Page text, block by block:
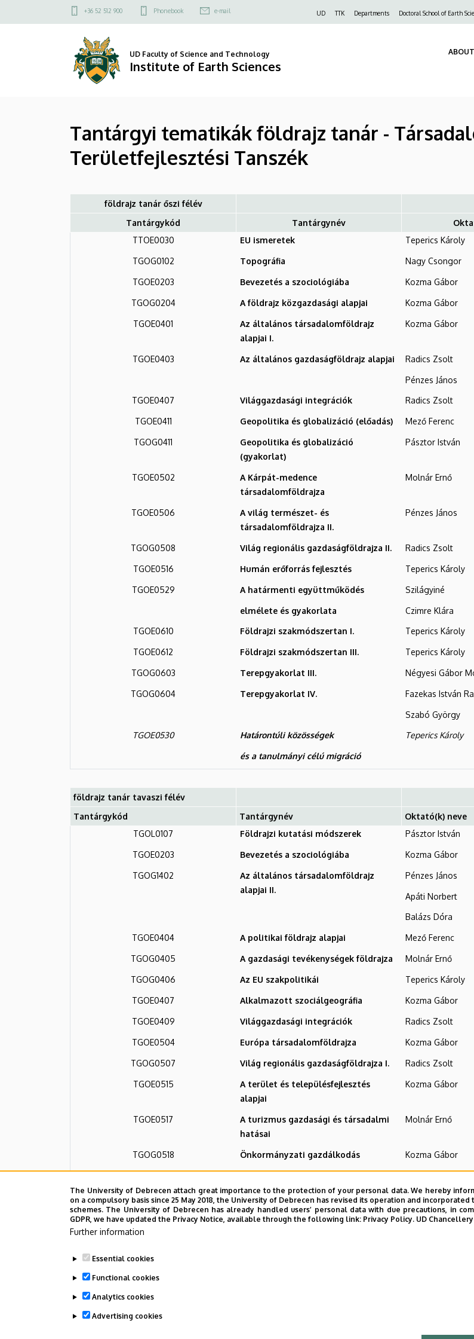
Tantárgyi
tematikák
Társadalomföldrajzi
Tanszék
to
Felső
menü
+36 52 512 900 Phonebook e-mail
Felső
UD TTK Departments Doctoral School of Earth
UD Faculty of Science and Technology
Institute of Earth Sciences
Tantárgyi tematikák földrajz tanár -
Területfejlesztési Tanszék
földrajz tanár őszi félév
Tantárgykód
Tantárgynév
TTOE0030
EU ismeretek Teperics Károly
TGOG0102 Topográfia Nagy Csongor
TGOE0203 Bevezetés a szociológiába Kozma Gábor
TGOG0204 A földrajz közgazdasági alapjai Kozma Gábor
TGOE0401
Az általános társadalomföldrajz
alapjai I.
Kozma Gábor
TGOE0403 Az általános gazdaságföldrajz alapjai Radics Zsolt
Pénzes János
TGOE0407 Világgazdasági integrációk Radics Zsolt
TGOE0411 Geopolitika és globalizáció (előadás) Mező Ferenc
TGOG0411
Geopolitika és globalizáció
(gyakorlat)
Pásztor István
TGOE0502
A Kárpát-medence
társadalomföldrajza
Molnár Ernő
TGOE0506
A világ természet- és
társadalomföldrajza II.
Pénzes János
TGOG0508 Világ regionális gazdaságföldrajza II. Radics Zsolt
TGOE0516 Humán erőforrás fejlesztés Teperics Károly
TGOE0529 A határmenti együttműködés
elmélete és gyakorlata
Szilágyiné
Czimre Klára
TGOE0610 Földrajzi szakmódszertan I. Teperics Károly
TGOE0612 Földrajzi szakmódszertan III. Teperics Károly
TGOG0603 Terepgyakorlat III. Négyesi Gábor
TGOG0604 Terepgyakorlat IV. Fazekas István
Szabó György
TGOE0530 Határontúli közösségek
és a tanulmányi célú migráció
Teperics Károly
földrajz tanár tavaszi félév
Tantárgykód
Tantárgynév Oktató(k) neve
TGOL0107
Földrajzi kutatási módszerek Pásztor István
TGOE0203 Bevezetés a szociológiába Kozma Gábor
TGOG1402
Az általános társadalomföldrajz
alapjai II.
Pénzes János
Apáti Norbert
Balázs Dóra
TGOE0404 A politikai földrajz alapjai Mező Ferenc
TGOG0405 A gazdasági tevékenységek földrajza Molnár Ernő
TGOG0406 Az EU szakpolitikái Teperics Károly
TGOE0407 Alkalmazott szociálgeográfia Kozma Gábor
TGOE0409 Világgazdasági integrációk Radics Zsolt
TGOE0504 Európa társadalomföldrajza Kozma Gábor
TGOG0507 Világ regionális gazdaságföldrajza I. Radics Zsolt
TGOE0515
A terület és településfejlesztés
alapjai
Kozma Gábor
TGOE0517
A turizmus gazdasági és társadalmi
hatásai
Molnár Ernő
TGOG0518 Önkormányzati gazdálkodás Kozma Gábor
TGOG0613 Földrajzi szakmódszertan IV. Teperics Károly
TGOG0601 Terepgyakorlat I. Négyesi Gábor
TGOG0602
TGOE0530
The University of Debrecen attach great importance to the protection of your personal data. We hereby
on a compulsory basis since 25 May 2018, the University of Debrecen has revised its operation and
schemes. The University of Debrecen has already handled users’ personal data with due precautions, in
GDPR, we have updated the Privacy Notice, available through the following link: Privacy Policy. UD
Further information
Essential cookies
Functional cookies
Analytics cookies
Advertising cookies